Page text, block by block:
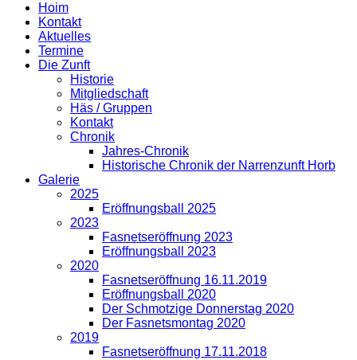
Hoim
Kontakt
Aktuelles
Termine
Die Zunft
Historie
Mitgliedschaft
Häs / Gruppen
Kontakt
Chronik
Jahres-Chronik
Historische Chronik der Narrenzunft Horb
Galerie
2025
Eröffnungsball 2025
2023
Fasnetseröffnung 2023
Eröffnungsball 2023
2020
Fasnetseröffnung 16.11.2019
Eröffnungsball 2020
Der Schmotzige Donnerstag 2020
Der Fasnetsmontag 2020
2019
Fasnetseröffnung 17.11.2018